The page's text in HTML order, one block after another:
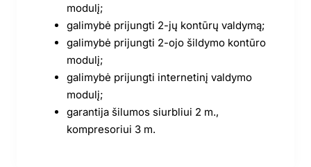
modulį;
galimybė prijungti 2-jų kontūrų valdymą;
galimybė prijungti 2-ojo šildymo kontūro
modulį;
galimybė prijungti internetinį valdymo
modulį;
garantija šilumos siurbliui 2 m.,
kompresoriui 3 m.